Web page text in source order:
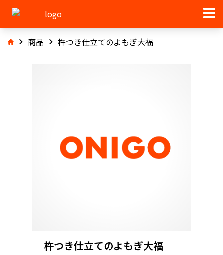
商品 杵つき仕立てのよもぎ大福
杵つき仕立てのよもぎ大福